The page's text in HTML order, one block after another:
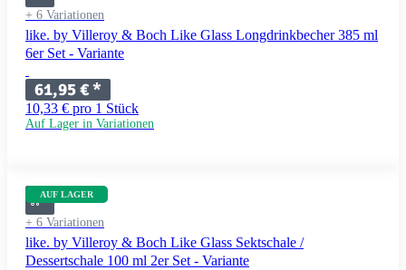
+ 6 Variationen
like. by Villeroy & Boch Like Glass Longdrinkbecher 385 ml
6er Set - Variante
61,95 €*
10,33 € pro 1 Stück
Auf Lager in Variationen
AUF LAGER
+ 6 Variationen
like. by Villeroy & Boch Like Glass Sektschale /
Dessertschale 100 ml 2er Set - Variante